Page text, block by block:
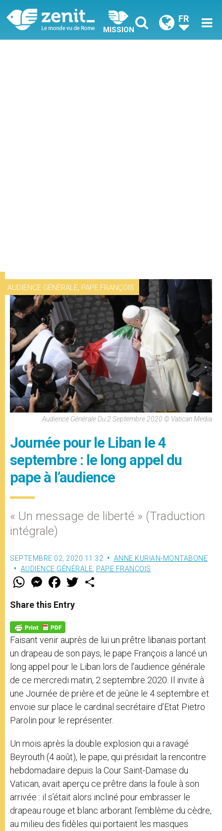
MISSION
FR
AUDIENCE GÉNÉRALE, PAPE FRANÇOIS
Audience Générale Du 2 Septembre 2020 © Vatican Media
Journée pour le Liban le 4
septembre : le long appel du
pape à l’audience
« Un message de liberté » (Traduction
intégrale)
SEPTEMBRE 02, 2020 11:32
ANNE KURIAN-MONTABONE
AUDIENCE GÉNÉRALE PAPE FRANÇOIS
W
t
s
p
p
M
e
s
e
g
e
r
F
a
e
b
o
k
w
Share this Entry
Faisant venir auprès de lui un prêtre libanais portant
un drapeau de son pays, le pape François a lancé un
long appel pour le Liban lors de l’audience générale
de ce mercredi matin, 2 septembre 2020. Il invite à
une Journée de prière et de jeûne le 4 septembre et
envoie sur place le cardinal secrétaire d’Etat Pietro
Parolin pour le représenter.
Un mois après la double explosion qui a ravagé
Beyrouth (4 août), le pape, qui présidait la rencontre
hebdomadaire depuis la Cour Saint-Damase du
Vatican, avait aperçu ce prêtre dans la foule à son
arrivée : il s’était alors incliné pour embrasser le
drapeau rouge et blanc arborant l’emblème du cèdre,
au milieu des fidèles qui portaient les masques